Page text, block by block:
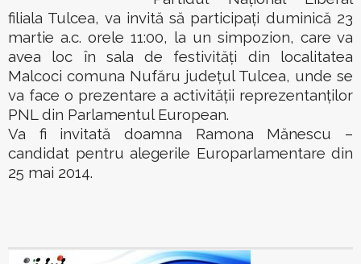
filiala Tulcea, va invită să participaţi duminică 23
martie a.c. orele 11:00, la un simpozion, care va
avea loc în sala de festivităţi din localitatea
Malcoci comuna Nufăru judeţul Tulcea, unde se
va face o prezentare a activităţii reprezentanţilor
PNL din Parlamentul European.
Va fi invitată doamna Ramona Mănescu –
candidat pentru alegerile Europarlamentare din
25 mai 2014.